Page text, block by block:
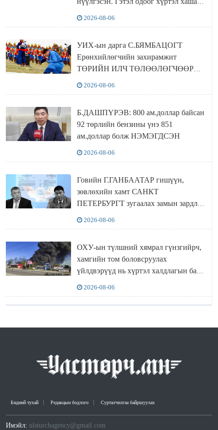
2026-08-06
УИХ-ын дарга С.БЯМБАЦОГТ
Ерөнхийлөгчийн захирамжит
ТӨРИЙН ИЛЧ ТӨЛӨӨЛӨГЧӨӨР
2026-08-06
Б.ДАШПҮРЭВ: 800 ам.доллар байсан
92 төрлийн бензины үнэ 851
ам.доллар болж НЭМЭГДСЭН
2026-08-06
Говийн Г.ГАНБААТАР гишүүн,
зөвлөхийн хамт САНКТ
ПЕТЕРБУРГТ зугаалах замын зардлаа
2026-08-06
ОХУ-ын түлшний хямрал гүнзгийрч,
хамгийн том боловсруулах
үйлдвэрүүд нь хүртэл халдлагын бай
2026-08-06
Бидний тухай Редакцын бодлого Сурталчилгаа байршуулах
Имэйл: ulsturchagency@gmail.com